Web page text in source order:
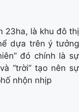
23ha, là khu đô thị
dựa trên ý tưởng
đó chính là sự
“trời” tạo nên sự
nhộn nhịp